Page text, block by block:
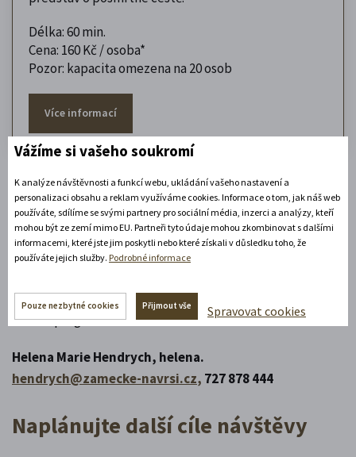
Délka: 60 min.
Cena: 160 Kč / osoba*
Pozor: kapacita omezena na 20 osob
Více informací
*) Ceny platí pro skupiny nad 20 osob.
Poptejte termín
přijet. Ověříme dostupnost a navrhneme ideální čas podle
vašeho programu.
Helena Marie Hendrych, helena.
hendrych@zamecke-navrsi.cz, 727 878 444
Naplánujte další cíle návštěvy
Vážíme si vašeho soukromí
K analýze návštěvnosti a funkcí webu, ukládání vašeho nastavení a
personalizaci obsahu a reklam využíváme cookies. Informace o tom, jak náš web
používáte, sdílíme se svými partnery pro sociální média, inzerci a analýzy, kteří
mohou být ze zemí mimo EU. Partneři tyto údaje mohou zkombinovat s dalšími
informacemi, které jste jim poskytli nebo které získali v důsledku toho, že
používáte jejich služby. Podrobné informace
Pouze nezbytné cookies Přijmout vše Spravovat cookies